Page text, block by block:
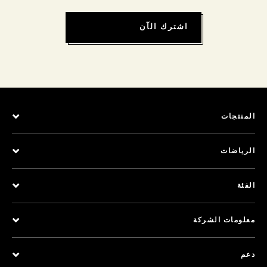
اشترك الآن
المنتجات
الرياضات
الفئة
معلومات الشركة
دعم